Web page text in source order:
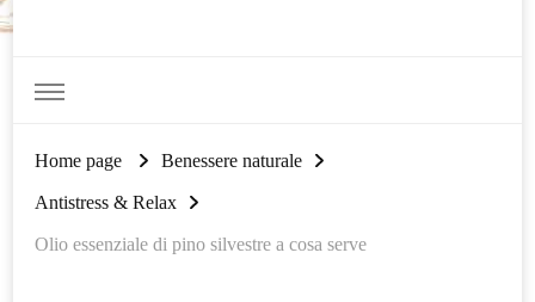
Home page Benessere naturale
Antistress & Relax
Olio essenziale di pino silvestre a cosa serve